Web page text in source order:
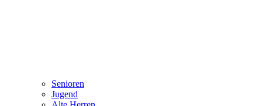
Senioren
Jugend